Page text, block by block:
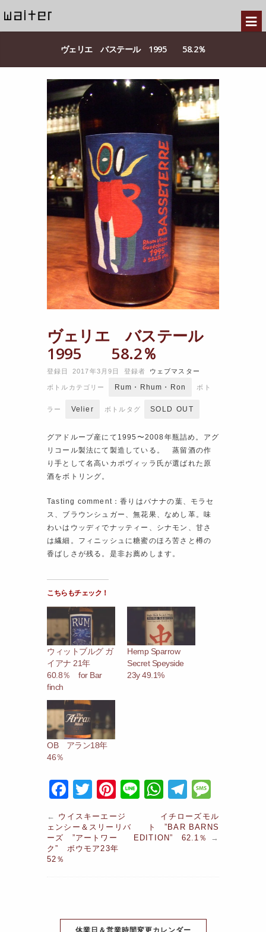
ヴェリエ バステール 1995 58.2％
ヴェリエ バステール
1995 58.2％
登録日 2017年3月9日 登録者 ウェブマスター
ボトルカテゴリー Rum・Rhum・Ron ボト
ラー Velier ボトルタグ SOLD OUT
グアドループ産にて1995〜2008年瓶詰め。アグ
リコール製法にて製造している。 蒸留酒の作
り手として名高いカポヴィッラ氏が選ばれた原
酒をボトリング。
Tasting comment：香りはバナナの葉、モラセ
ス、ブラウンシュガー、無花果、なめし革。味
わいはウッディでナッティー、シナモン、甘さ
は繊細。フィニッシュに糖蜜のほろ苦さと樽の
香ばしさが残る。是非お薦めします。
こちらもチェック！
ウィットブルグ ガ
イアナ 21年
60.8％ for Bar
finch
Hemp Sparrow
Secret Speyside
23y 49.1%
OB アラン18年
46％
F
a
c
e
k
T
itt
er
Pi
nt
er
e
Li
e
W
h
at
s
T
el
e
gr
e
s
s
← ウイスキーエージ
ェンシー＆スリーリバ
ーズ ”アートワー
ク” ボウモア23年
52％
イチローズモル
ト ”BAR BARNS
EDITION” 62.1％
→
休業日＆営業時間変更カレンダー